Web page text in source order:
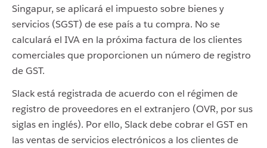
Singapur, se aplicará el impuesto sobre bienes y
servicios (SGST) de ese país a tu compra. No se
calculará el IVA en la próxima factura de los clientes
comerciales que proporcionen un número de registro
de GST.
Slack está registrada de acuerdo con el régimen de
registro de proveedores en el extranjero (OVR, por sus
siglas en inglés). Por ello, Slack debe cobrar el GST en
las ventas de servicios electrónicos a los clientes de